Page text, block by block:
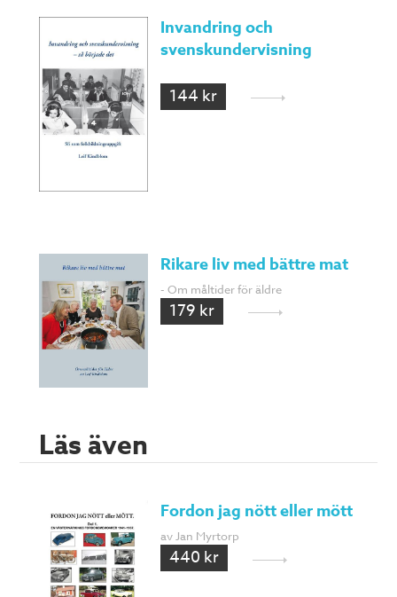
Invandring och
svenskundervisning
144 kr
Rikare liv med bättre mat
- Om måltider för äldre
179 kr
Läs även
Fordon jag nött eller mött
av Jan Myrtorp
440 kr